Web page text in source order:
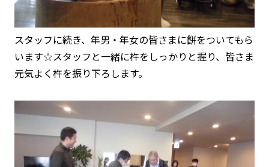
スタッフに続き、年男・年女の皆さまに餅をついてもら
います☆スタッフと一緒に杵をしっかりと握り、皆さま
元気よく杵を振り下ろします。